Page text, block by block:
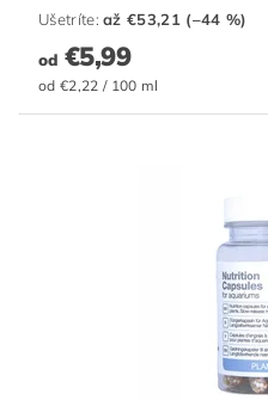
Ušetríte:až €53,21 (–44 %)
od €5,99
od €2,22 / 100 ml